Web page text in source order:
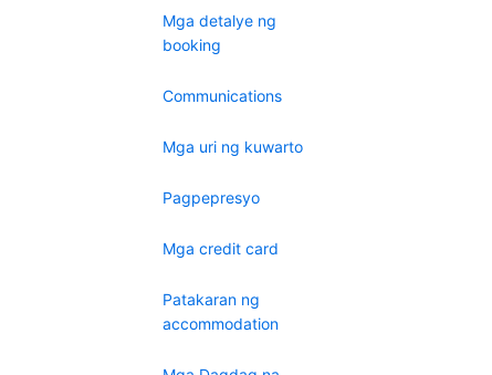
Mga detalye ng
booking
Communications
Mga uri ng kuwarto
Pagpepresyo
Mga credit card
Patakaran ng
accommodation